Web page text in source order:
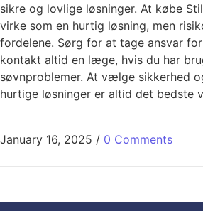
sikre og lovlige løsninger. At købe
virke som en hurtig løsning, men
fordelene. Sørg for at tage ansvar
kontakt altid en læge, hvis du har
søvnproblemer. At vælge sikkerhed
hurtige løsninger er altid det bedste
January 16, 2025 / 0 Comments